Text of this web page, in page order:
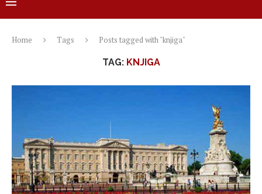
Home Tags Posts tagged with "knjiga"
TAG: KNJIGA